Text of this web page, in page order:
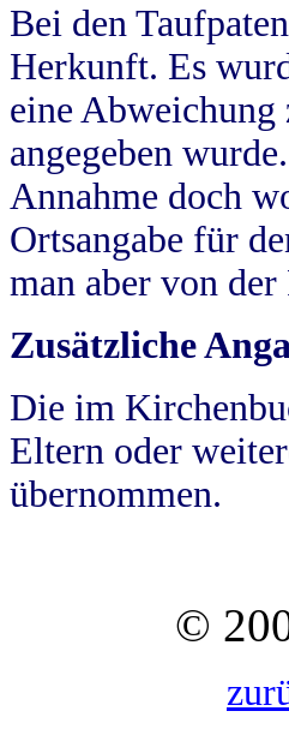
Bei den
Herkunft. Es
eine Abweichung
angegeben
Annahme doch
Ortsangabe für
man aber von
Zusätzliche
Die im
Eltern oder
übernommen.
©